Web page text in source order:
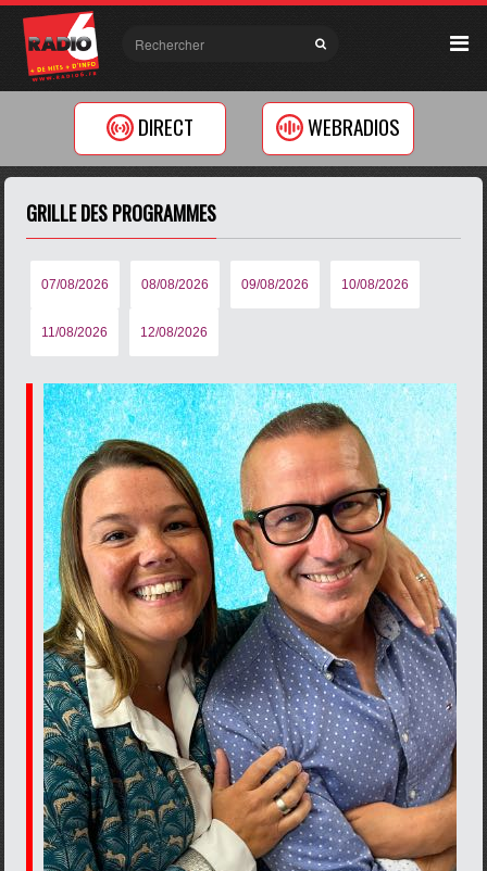
DIRECT WEBRADIOS
GRILLE DES PROGRAMMES
07/08/2026 08/08/2026 09/08/2026 10/08/2026
11/08/2026 12/08/2026